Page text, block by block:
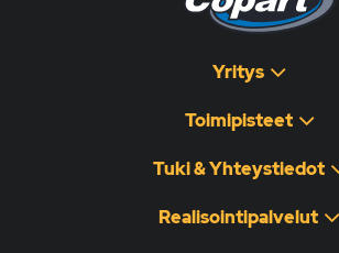
Yritys
Toimipisteet
Tuki & Yhteystiedot
Realisointipalvelut